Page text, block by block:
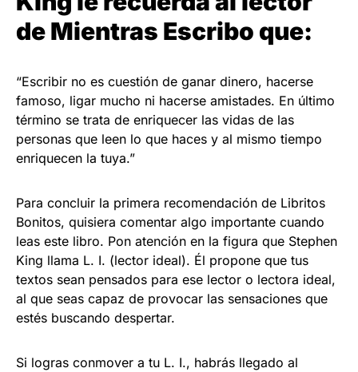
de Mientras Escribo que:
“Escribir no es cuestión de ganar dinero, hacerse
famoso, ligar mucho ni hacerse amistades. En último
término se trata de enriquecer las vidas de las
personas que leen lo que haces y al mismo tiempo
enriquecen la tuya.”
Para concluir la primera recomendación de Libritos
Bonitos, quisiera comentar algo importante cuando
leas este libro. Pon atención en la figura que Stephen
King llama L. I. (lector ideal). Él propone que tus
textos sean pensados para ese lector o lectora ideal,
al que seas capaz de provocar las sensaciones que
estés buscando despertar.
Si logras conmover a tu L. I., habrás llegado al